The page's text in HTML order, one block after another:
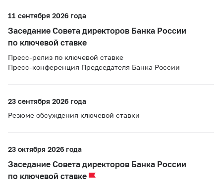
11 сентября 2026 года
Заседание Совета директоров Банка России
по ключевой ставке
Пресс-релиз по ключевой ставке
Пресс-конференция Председателя Банка России
23 сентября 2026 года
Резюме обсуждения ключевой ставки
23 октября 2026 года
Заседание Совета директоров Банка России
по ключевой ставке